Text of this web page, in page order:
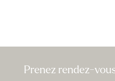
Prenez rendez-